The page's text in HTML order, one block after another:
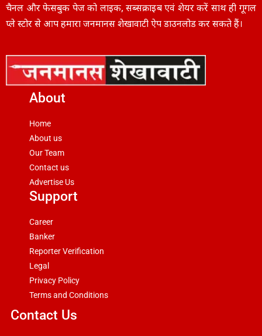
चैनल और फेसबुक पेज को लाइक, सब्सक्राइब एवं शेयर करें साथ ही गूगल
प्ले स्टोर से आप हमारा जनमानस शेखावाटी ऐप डाउनलोड कर सकते हैं।
About
Home
About us
Our Team
Contact us
Advertise Us
Support
Career
Banker
Reporter Verification
Legal
Privacy Policy
Terms and Conditions
Contact Us